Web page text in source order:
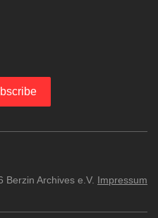
Berzin Archives e.V. Impressum